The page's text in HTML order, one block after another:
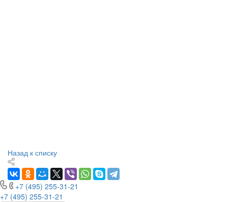
Назад к списку
+7 (495) 255-31-21
+7 (495) 255-31-21